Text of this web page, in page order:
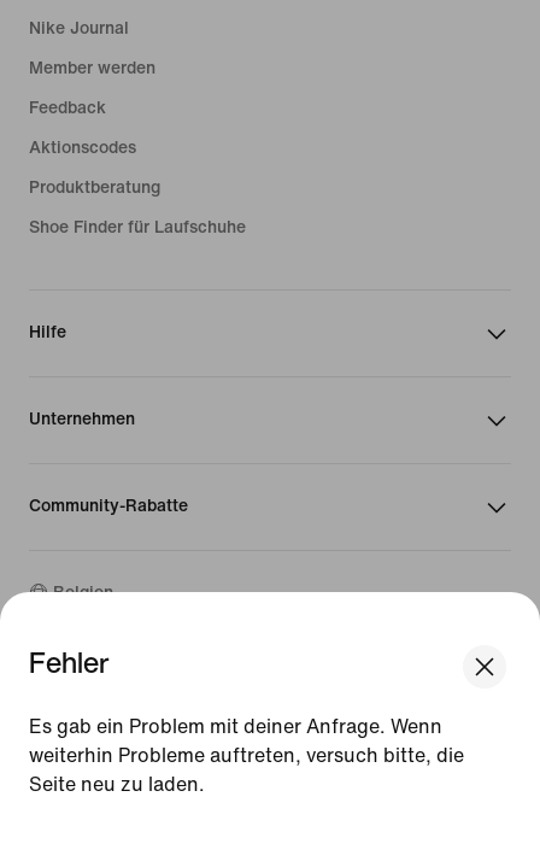
Update your location?
Belgien
Fehler
Es gab ein Problem mit deiner Anfrage. Wenn
weiterhin Probleme auftreten, versuch bitte, die
Seite neu zu laden.
Nike Journal
Member werden
Feedback
Aktionscodes
Produktberatung
Shoe Finder für Laufschuhe
Hilfe
Unternehmen
Community-Rabatte
Belgien
© 2026Nike, Inc. Alle Rechte vorbehalten
Nutzungsbedingungen
Verkaufsbedingungen
Impressum